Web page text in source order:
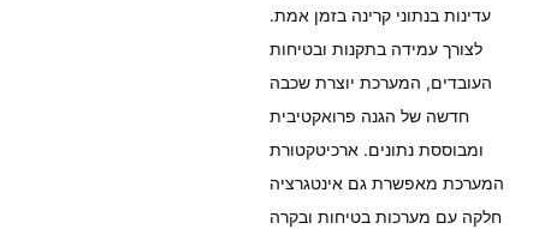
עדינות בנתוני קרינה בזמן אמת.
לצורך עמידה בתקנות ובטיחות
העובדים, המערכת יוצרת שכבה
חדשה של הגנה פרואקטיבית
ומבוססת נתונים. ארכיטקטורת
המערכת מאפשרת גם אינטגרציה
חלקה עם מערכות בטיחות ובקרה